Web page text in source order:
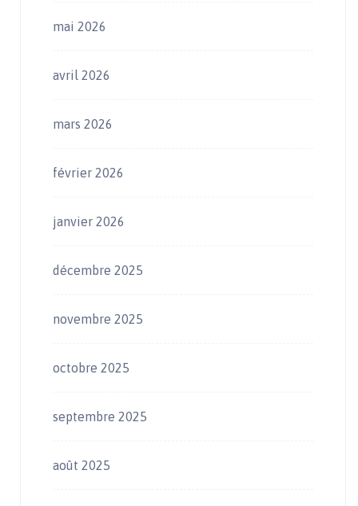
mai 2026
avril 2026
mars 2026
février 2026
janvier 2026
décembre 2025
novembre 2025
octobre 2025
septembre 2025
août 2025